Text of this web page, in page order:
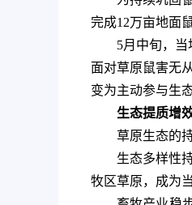
完成12万亩地面
5月中旬，
面对草原鼠害无
变为主动参与生
生态提质增
草原生态的
生态多样性
牧区草原，成为